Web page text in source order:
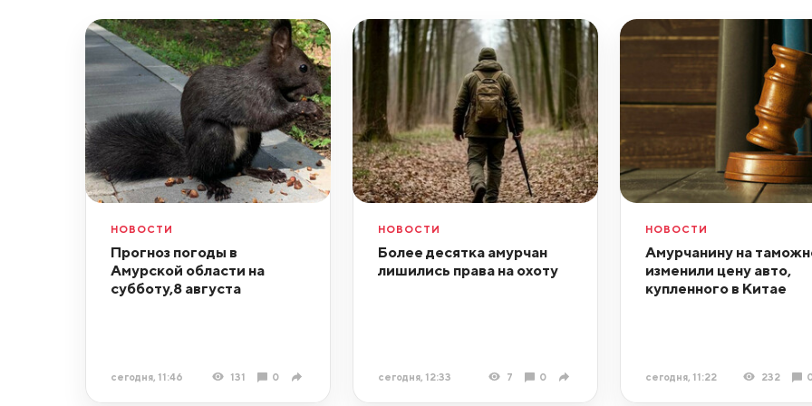
НОВОСТИ
Прогноз погоды в
Амурской области на
субботу,8 августа
сегодня, 11:46 131 0
НОВОСТИ
Более десятка амурчан
лишились права на охоту
сегодня, 12:33 7 0
НОВОСТИ
Амурчанину на
изменили цену авто,
купленного в Китае
сегодня, 11:22 232